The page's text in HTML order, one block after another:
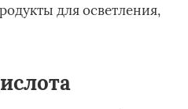
для осветления,